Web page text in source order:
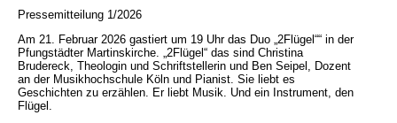
Pressemitteilung 1/2026
Am 21. Februar 2026 gastiert um 19 Uhr das Duo „2Flügel““ in der
Pfungstädter Martinskirche. „2Flügel“ das sind Christina
Brudereck, Theologin und Schriftstellerin und Ben Seipel, Dozent
an der Musikhochschule Köln und Pianist. Sie liebt es
Geschichten zu erzählen. Er liebt Musik. Und ein Instrument, den
Flügel.